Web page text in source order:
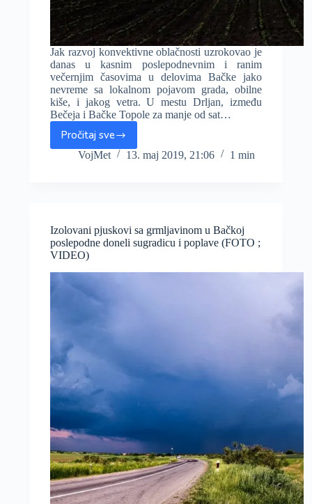
Jak razvoj konvektivne oblačnosti uzrokovao je
danas u kasnim poslepodnevnim i ranim
večernjim časovima u delovima Bačke jako
nevreme sa lokalnom pojavom grada, obilne
kiše, i jakog vetra. U mestu Drljan, između
Bečeja i Bačke Topole za manje od sat…
Pročitaj sve
Nevreme
sa
zahvatilo
deo
;
VojMet 13. maj 2019, 21:06 1 min
Izolovani pjuskovi sa grmljavinom u Bačkoj
poslepodne doneli sugradicu i poplave (FOTO ;
VIDEO)